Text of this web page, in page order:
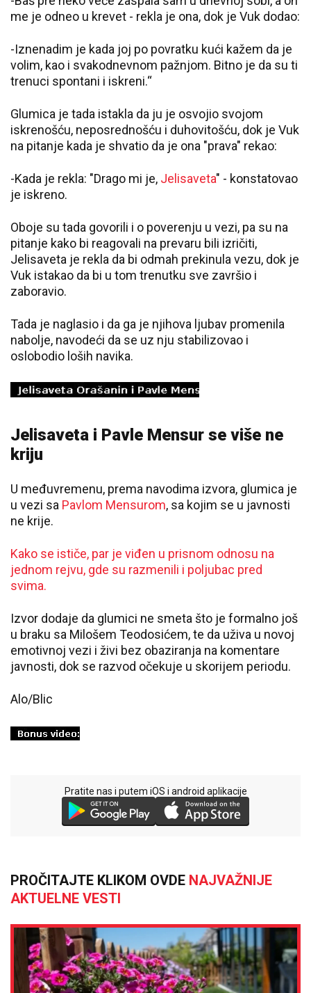
me je odneo u krevet - rekla je ona, dok je Vuk dodao:
-Iznenadim je kada joj po povratku kući kažem da je
volim, kao i svakodnevnom pažnjom. Bitno je da su ti
trenuci spontani i iskreni.“
Glumica je tada istakla da ju je osvojio svojom
iskrenošću, neposrednošću i duhovitošću, dok je Vuk
na pitanje kada je shvatio da je ona "prava" rekao:
-Kada je rekla: "Drago mi je, Jelisaveta" - konstatovao
je iskreno.
Oboje su tada govorili i o poverenju u vezi, pa su na
pitanje kako bi reagovali na prevaru bili izričiti,
Jelisaveta je rekla da bi odmah prekinula vezu, dok je
Vuk istakao da bi u tom trenutku sve završio i
zaboravio.
Tada je naglasio i da ga je njihova ljubav promenila
nabolje, navodeći da se uz nju stabilizovao i
oslobodio loših navika.
Jelisaveta i Pavle Mensur se više ne
kriju
U međuvremenu, prema navodima izvora, glumica je
u vezi sa Pavlom Mensurom, sa kojim se u javnosti
ne krije.
Kako se ističe, par je viđen u prisnom odnosu na
jednom rejvu, gde su razmenili i poljubac pred
svima.
Izvor dodaje da glumici ne smeta što je formalno još
u braku sa Milošem Teodosićem, te da uživa u novoj
emotivnoj vezi i živi bez obaziranja na komentare
javnosti, dok se razvod očekuje u skorijem periodu.
Alo/Blic
Pratite nas i putem iOS i android aplikacije
PROČITAJTE KLIKOM OVDE NAJVAŽNIJE
AKTUELNE VESTI